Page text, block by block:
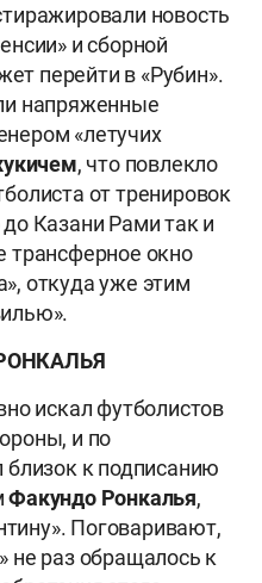
новость
и сборной
перейти в «Рубин».
напряженные
«летучих
, что повлекло
от тренировок
Казани Рами так и
трансферное окно
откуда уже этим
искал футболистов
и по
к подписанию
Факундо Ронкалья,
Поговаривают,
не раз обращалось к